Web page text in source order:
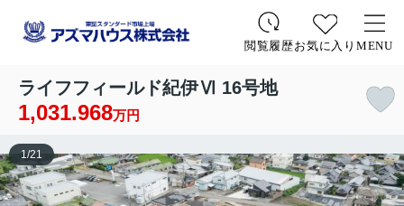
閲覧履歴お気に入り MENU
ライフフィールド紀伊Ⅵ 16号地
1,031.968万円
1 /21